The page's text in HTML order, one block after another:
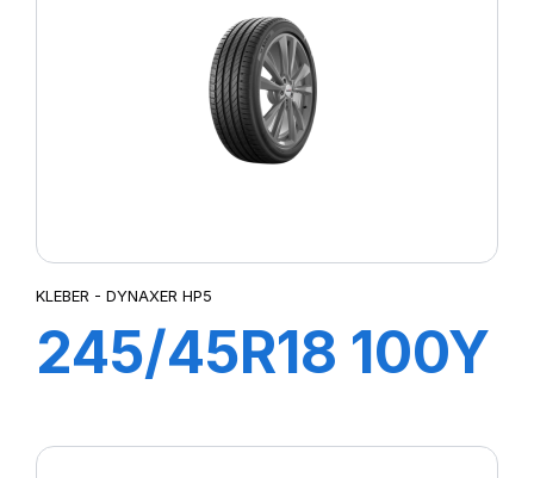
KLEBER - DYNAXER HP5
245/45R18 100Y